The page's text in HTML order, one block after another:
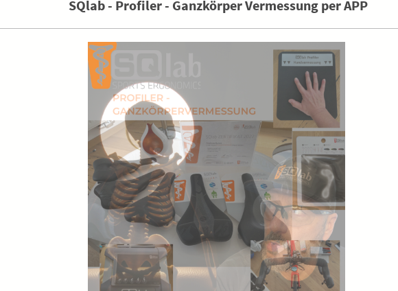
SQlab - Profiler - Ganzkörper Vermessung per APP